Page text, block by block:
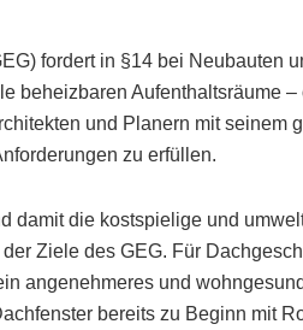
fordert in §14 bei Neubauten
beheizbaren Aufenthaltsräume –
und Planern mit seinem
zu erfüllen.
damit die kostspielige und
Ziele des GEG. Für
angenehmeres und
bereits zu Beginn mit